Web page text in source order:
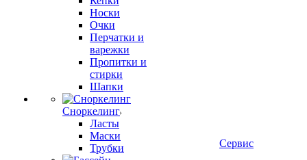
Носки
Очки
Перчатки и
варежки
Пропитки и
стирки
Шапки
Сноркелинг
Ласты
Маски
Трубки
Сервис